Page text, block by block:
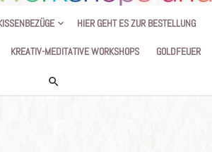
HIER GEHT ES ZUR BESTELLUNG
KREATIV-MEDITATIVE WORKSHOPS GOLDFEUER